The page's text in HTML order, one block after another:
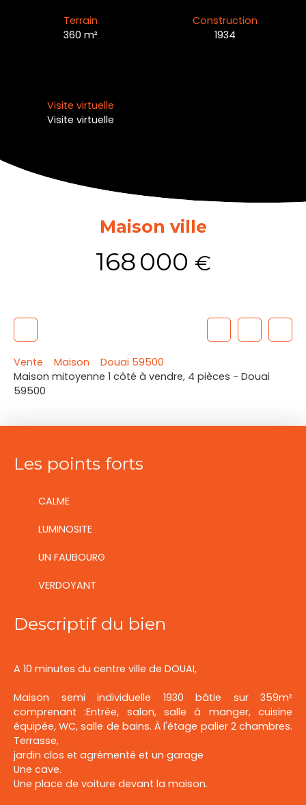
Terrain
360m²
Construction
1934
Visite virtuelle
Visite virtuelle
Maison ville
168 000 €
Vente Maison
Douai 59500
Maison mitoyenne 1 côté à vendre, 4 pièces - Douai
59500
Les points forts
CALME
LUMINOSITE
UN FAUBOURG
VERDOYANT
Descriptif du bien
A 10 minutes du centre ville de DOUAI,
Maison semi individuelle 1930 bâtie sur 359m²
comprenant :Entrée, salon, salle à manger, cuisine
équipée, WC, salle de bains. À l'étage palier 2 chambres.
Terrasse,
jardin clos et agrémenté et un garage
Une cave.
Une place de voiture devant la maison.